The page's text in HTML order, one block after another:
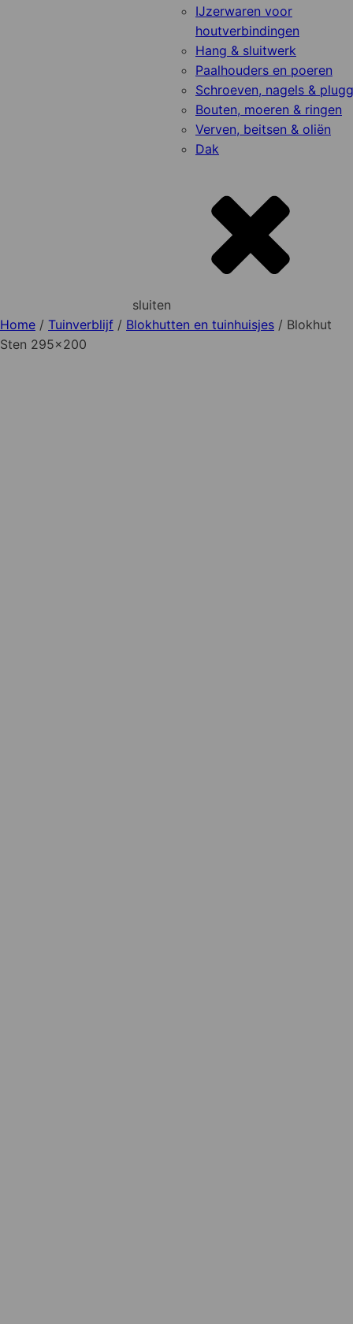
IJzerwaren voor
houtverbindingen
Hang & sluitwerk
Paalhouders en poeren
Schroeven, nagels &
Bouten, moeren & ringen
Verven, beitsen & oliën
Dak
sluiten
Home / Tuinverblijf / Blokhutten en tuinhuisjes / Blokhut
Sten 295×200